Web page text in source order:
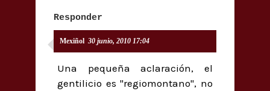
Responder
Mexiñol 30 junio, 2010 17:04
Una pequeña aclaración, el
gentilicio es "regiomontano", no